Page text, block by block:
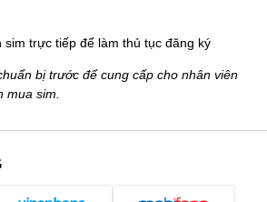
sim trực tiếp để làm thủ tục đăng ký
bị trước để cung cấp cho nhân viên
mua sim.